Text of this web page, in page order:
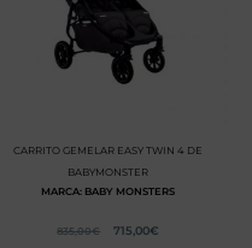
CARRITO GEMELAR EASY TWIN 4 DE
BABYMONSTER
MARCA: BABY MONSTERS
835,00€ 715,00€